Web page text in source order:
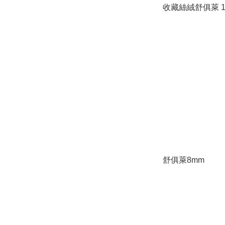
收藏絲絨舒俱萊
舒俱萊8mm